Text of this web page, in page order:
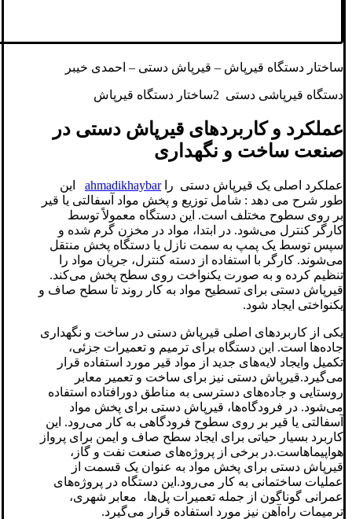
ساختار دستگاه قیرپاش – قیرپاش دستی – احمدی خیبر
دستگاه قیرپاشی دستی 2ساختار دستگاه قیرپاش
عملکرد و کاربردهای قیرپاش دستی در
صنعت ساخت و نگهداری
عملکرد اصلی یک قیرپاش دستی راahmadikhaybar این
طور شرح می دهد : شامل توزیع و پخش مواد آسفالتی یا قیر
بر روی سطوح مختلف است. این دستگاه معمولاً توسط
کارگر کنترل می‌شود. در ابتدا، مواد در مخزن گرم شده و
سپس توسط یک پمپ به سمت نازل یا دستگاه پخش منتقل
می‌شوند. کارگر با استفاده از دسته کنترل، جریان مواد را
تنظیم کرده و به صورت یکنواخت روی سطح پخش می‌کند.
قیرپاش دستی برای تسطیح مواد به کار روند تا سطح صاف و
یکنواختی ایجاد شود.
یکی از کاربردهای اصلی قیرپاش دستی در ساخت و نگهداری
جاده‌ها است. این دستگاه برای ترمیم و تعمیرات جزئی،
تکمیل وایجاد لایه‌های جدید از مواد قیر مورد استفاده قرار
می‌گیرد.قیرپاش دستی نیز برای ساخت و تعمیر معابر
روستایی و جاده‌های دسترسی به مناطق دورافتاده استفاده
می‌شود. در فرودگاه‌ها، قیرپاش دستی برای پخش مواد
آسفالتی یا قیر بر روی سطوح فرودگاهی به کار می‌رود. این
کاربرد بسیار حیاتی برای ایجاد سطح صاف و ایمن برای پرواز
هواپیماهاست.در برخی از پروژه‌های صنعت نفت و گاز،
قیرپاش دستی برای پخش مواد به عنوان یک قسمت از
عملیات ساختمانی به کار می‌رود.این دستگاه در پروژه‌های
عمرانی گوناگون از جمله تعمیرات پل‌ها، معابر شهری،
ترمیمات راه‌آهن نیز مورد استفاده قرار می‌گیرد.